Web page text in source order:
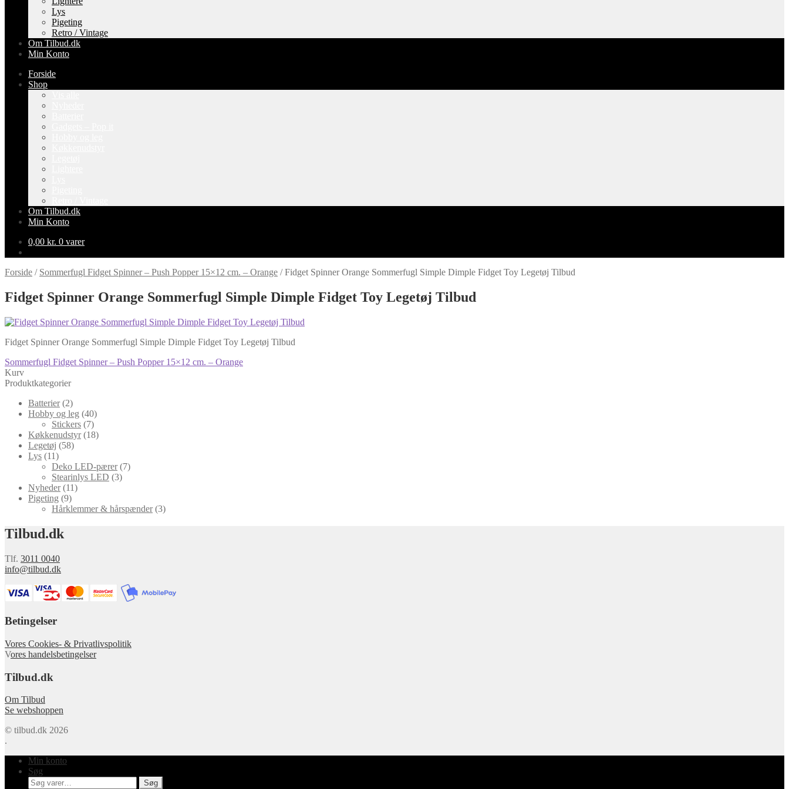
Lys
Pigeting
Retro / Vintage
Om Tilbud.dk
Min Konto
Forside
Shop
Om Tilbud.dk
Min Konto
0,00 kr. 0 varer
Forside / Sommerfugl Fidget Spinner – Push Popper 15×12 cm. – Orange /Fidget Spinner Orange Sommerfugl Simple Dimple Fidget Toy Legetøj Tilbud
Fidget Spinner Orange Sommerfugl Simple Dimple Fidget Toy Legetøj Tilbud
Fidget Spinner Orange Sommerfugl Simple Dimple Fidget Toy Legetøj Tilbud
Indlægsnavigation
Forrige
indlæg:
Sommerfugl Fidget Spinner – Push Popper 15×12 cm. – Orange
Kurv
Produktkategorier
Batterier (2)
Hobby og leg (40)
Stickers (7)
Køkkenudstyr (18)
Legetøj (58)
Lys (11)
Deko LED-pærer (7)
Stearinlys LED (3)
Nyheder (11)
Pigeting (9)
Hårklemmer & hårspænder (3)
Tilbud.dk
Tlf. 3011 0040
info@tilbud.dk
Betingelser
Vores Cookies- & Privatlivspolitik
Vores handelsbetingelser
Tilbud.dk
Om Tilbud
Se webshoppen
© tilbud.dk 2026
.
Min konto
Søg
Søg
Søg